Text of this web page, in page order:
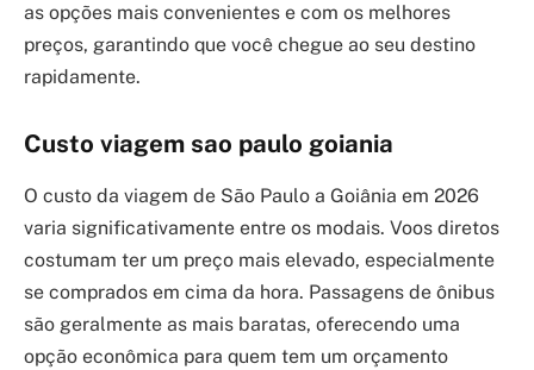
as opções mais convenientes e com os melhores
preços, garantindo que você chegue ao seu destino
rapidamente.
Custo viagem sao paulo goiania
O custo da viagem de São Paulo a Goiânia em 2026
varia significativamente entre os modais. Voos diretos
costumam ter um preço mais elevado, especialmente
se comprados em cima da hora. Passagens de ônibus
são geralmente as mais baratas, oferecendo uma
opção econômica para quem tem um orçamento